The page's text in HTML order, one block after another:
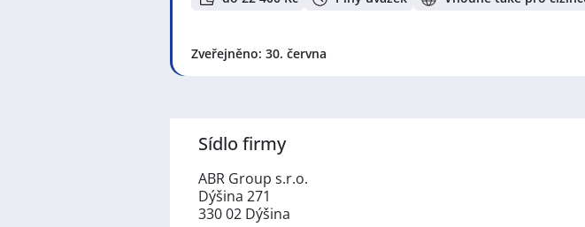
Zveřejněno: 30. června
Sídlo firmy
ABR Group s.r.o.
Dýšina 271
330 02 Dýšina